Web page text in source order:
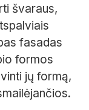
švaraus,
fasadas
formos
jų formą,